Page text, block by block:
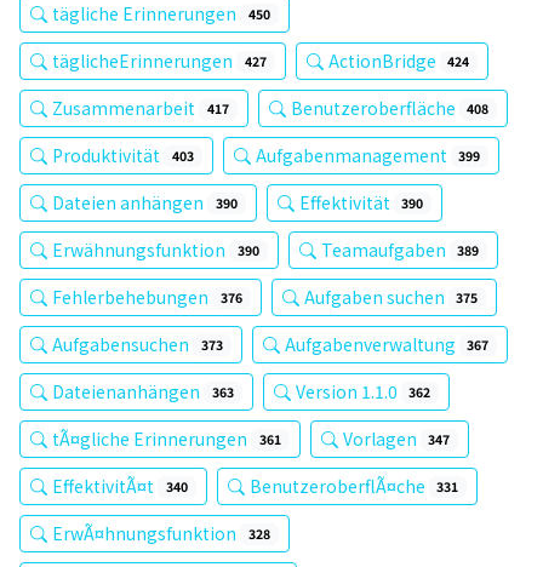
tägliche Erinnerungen 450
täglicheErinnerungen 427 ActionBridge 424
Zusammenarbeit 417 Benutzeroberfläche 408
Produktivität 403 Aufgabenmanagement 399
Dateien anhängen 390 Effektivität 390
Erwähnungsfunktion 390 Teamaufgaben 389
Fehlerbehebungen 376 Aufgaben suchen 375
Aufgabensuchen 373 Aufgabenverwaltung 367
Dateienanhängen 363 Version 1.1.0 362
tÃ¤gliche Erinnerungen 361 Vorlagen 347
EffektivitÃ¤t 340 BenutzeroberflÃ¤che 331
ErwÃ¤hnungsfunktion 328